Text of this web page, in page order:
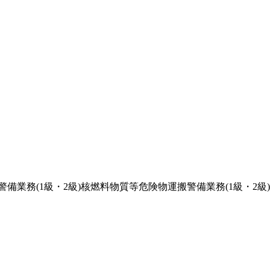
業務(1級・2級)核燃料物質等危険物運搬警備業務(1級・2